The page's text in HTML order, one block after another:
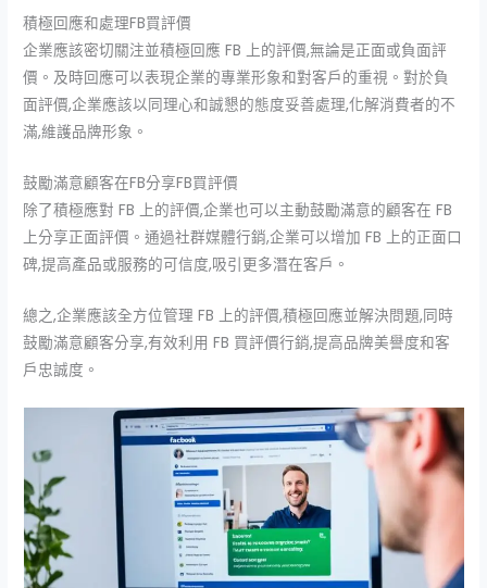
積極回應和處理FB買評價
企業應該密切關注並積極回應 FB 上的評價,無論是正面或負面評
價。及時回應可以表現企業的專業形象和對客戶的重視。對於負
面評價,企業應該以同理心和誠懇的態度妥善處理,化解消費者的不
滿,維護品牌形象。
鼓勵滿意顧客在FB分享FB買評價
除了積極應對 FB 上的評價,企業也可以主動鼓勵滿意的顧客在 FB
上分享正面評價。通過社群媒體行銷,企業可以增加 FB 上的正面口
碑,提高產品或服務的可信度,吸引更多潛在客戶。
總之,企業應該全方位管理 FB 上的評價,積極回應並解決問題,同時
鼓勵滿意顧客分享,有效利用 FB 買評價行銷,提高品牌美譽度和客
戶忠誠度。